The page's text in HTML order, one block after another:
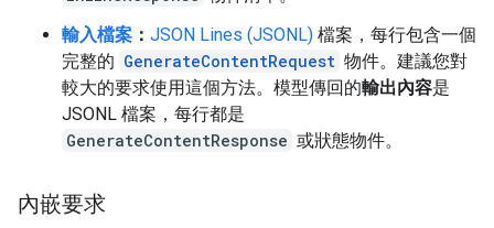
輸入檔案 ： JSON Lines (JSONL) 檔案，每行包含一個
完整的 GenerateContentRequest 物件。建議您對
較大的要求使用這個方法。模型傳回的輸出內容是
JSONL 檔案，每行都是
GenerateContentResponse 或狀態物件。
內嵌要求